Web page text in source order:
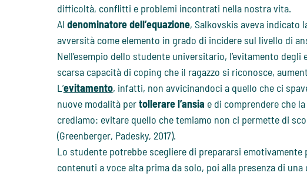
difficoltà, conflitti e problemi incontrati nella nostra vita.
Al denominatore dell’equazione, Salkovskis aveva indicato
avversità come elemento in grado di incidere sul livello di
Nell’esempio dello studente universitario, l’evitamento
scarsa capacità di coping che il ragazzo si riconosce,
L’evitamento, infatti, non avvicinandoci a quello che ci
nuove modalità pertollerare l’ansia e di comprendere che
crediamo: evitare quello che temiamo non ci permette di
(Greenberger, Padesky, 2017).
Lo studente potrebbe scegliere di prepararsi emotivamente
contenuti a voce alta prima da solo, poi alla presenza di